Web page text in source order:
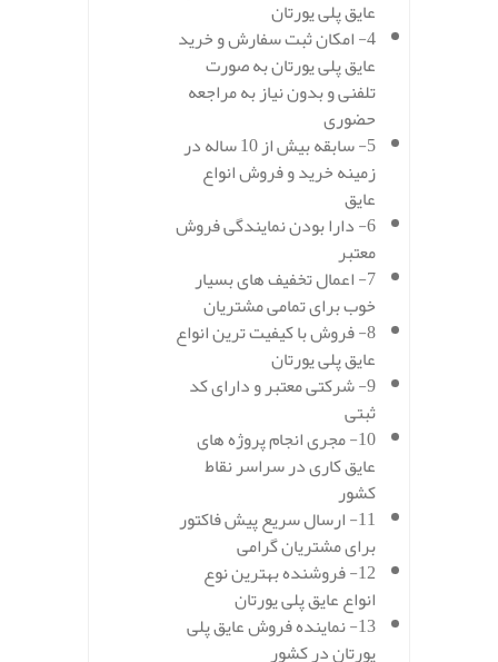
عایق پلی یورتان
4- امکان ثبت سفارش و خرید
عایق پلی یورتان به صورت
تلفنی و بدون نیاز به مراجعه
حضوری
5- سابقه بیش از 10 ساله در
زمینه خرید و فروش انواع
عایق
6- دارا بودن نمایندگی فروش
معتبر
7- اعمال تخفیف های بسیار
خوب برای تمامی مشتریان
8- فروش با کیفیت ترین انواع
عایق پلی یورتان
9- شرکتی معتبر و دارای کد
ثبتی
10- مجری انجام پروژه های
عایق کاری در سراسر نقاط
کشور
11- ارسال سریع پیش فاکتور
برای مشتریان گرامی
12- فروشنده بهترین نوع
انواع عایق پلی یورتان
13- نماینده فروش عایق پلی
یورتان در کشور